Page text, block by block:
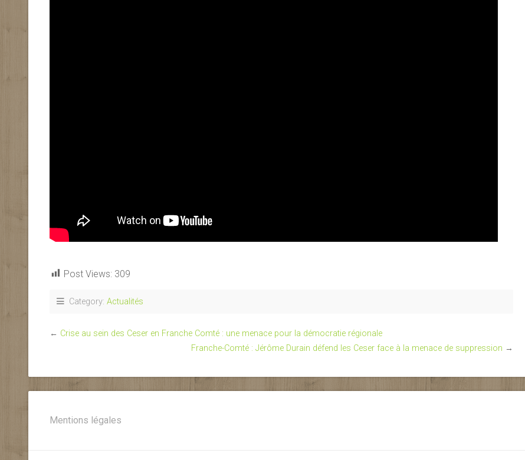
Post Views: 309
Category: Actualités
← Crise au sein des Ceser en Franche Comté : une menace pour la démocratie régionale
Franche-Comté : Jérôme Durain défend les Ceser face à la menace de suppression →
Mentions légales